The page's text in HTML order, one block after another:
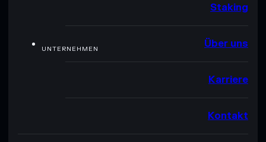
Staking
UNTERNEHMEN Über uns
Karriere
Kontakt